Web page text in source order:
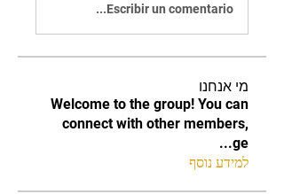
Escribir un comentario...
מי אנחנו
Welcome to the group! You can
connect with other members,
ge
...
למידע נוסף